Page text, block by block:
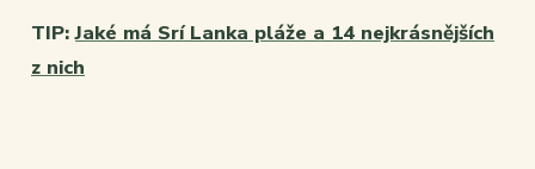
TIP:Jaké má Srí Lanka pláže a 14 nejkrásnějších
z nich